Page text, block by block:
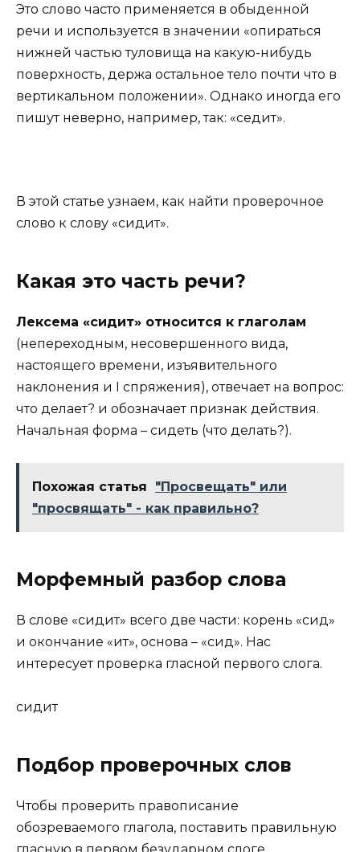
Это слово часто применяется в обыденной
речи и используется в значении «опираться
нижней частью туловища на какую-нибудь
поверхность, держа остальное тело почти что в
вертикальном положении». Однако иногда его
пишут неверно, например, так: «седит».
В этой статье узнаем, как найти проверочное
слово к слову «сидит».
Какая это часть речи?
Лексема «сидит» относится к глаголам
(непереходным, несовершенного вида,
настоящего времени, изъявительного
наклонения и I спряжения), отвечает на вопрос:
что делает? и обозначает признак действия.
Начальная форма – сидеть (что делать?).
Похожая статья
"Просвещать" или
"просвящать" - как правильно?
Морфемный разбор слова
В слове «сидит» всего две части: корень «сид»
и окончание «ит», основа – «сид». Нас
интересует проверка гласной первого слога.
сидит
Подбор проверочных слов
Чтобы проверить правописание
обозреваемого глагола, поставить правильную